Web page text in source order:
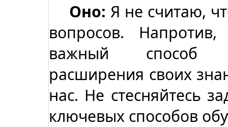
Оно: Я не считаю,
вопросов.
важный способ
расширения своих
нас. Не стесняйтесь
ключевых способов